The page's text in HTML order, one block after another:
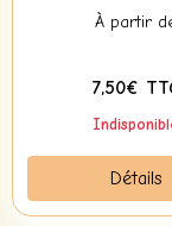
À partir
7,50€
Détails